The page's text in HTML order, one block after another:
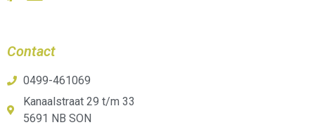
Contact
0499-461069
Kanaalstraat 29 t/m 33
5691 NB SON